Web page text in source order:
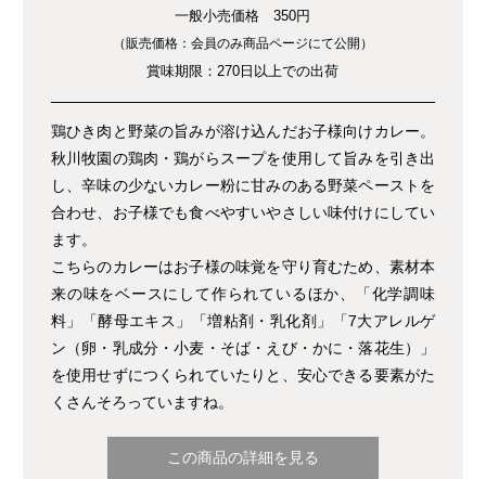
一般小売価格 350円
（販売価格：会員のみ商品ページにて公開）
賞味期限：270日以上での出荷
鶏ひき肉と野菜の旨みが溶け込んだお子様向けカレー。
秋川牧園の鶏肉・鶏がらスープを使用して旨みを引き出
し、辛味の少ないカレー粉に甘みのある野菜ペーストを
合わせ、お子様でも食べやすいやさしい味付けにしてい
ます。
こちらのカレーはお子様の味覚を守り育むため、素材本
来の味をベースにして作られているほか、「化学調味
料」「酵母エキス」「増粘剤・乳化剤」「7大アレルゲ
ン（卵・乳成分・小麦・そば・えび・かに・落花生）」
を使用せずにつくられていたりと、安心できる要素がた
くさんそろっていますね。
この商品の詳細を見る